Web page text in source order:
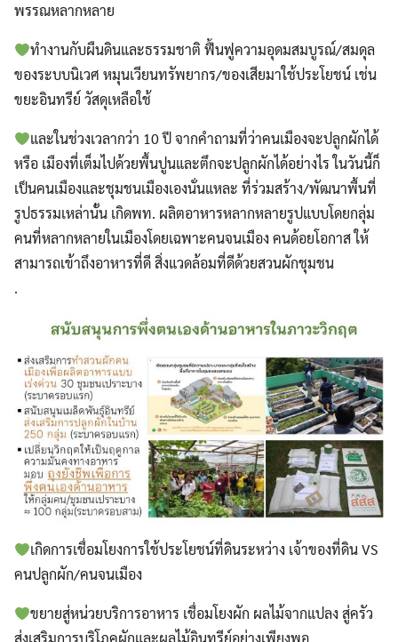
พรรณหลากหลาย
ทำงานกับผืนดินและธรรมชาติ ฟื้นฟูความอุดมสมบูรณ์/สมดุล
ของระบบนิเวศ หมุนเวียนทรัพยากร/ของเสียมาใช้ประโยชน์ เช่น
ขยะอินทรีย์ วัสดุเหลือใช้
และในช่วงเวลากว่า 10 ปี จากคำถามที่ว่าคนเมืองจะปลูกผักได้
หรือ เมืองที่เต็มไปด้วยพื้นปูนและตึกจะปลูกผักได้อย่างไร ในวันนี้ก็
เป็นคนเมืองและชุมชนเมืองเองนั่นแหละ ที่ร่วมสร้าง/พัฒนาพื้นที่
รูปธรรมเหล่านั้น เกิดพท. ผลิตอาหารหลากหลายรูปแบบโดยกลุ่ม
คนที่หลากหลายในเมืองโดยเฉพาะคนจนเมือง คนด้อยโอกาส ให้
สามารถเข้าถึงอาหารที่ดี สิ่งแวดล้อมที่ดีด้วยสวนผักชุมชน
.
เกิดการเชื่อมโยงการใช้ประโยชน์ที่ดินระหว่าง เจ้าของที่ดิน VS
คนปลูกผัก/คนจนเมือง
ขยายสู่หน่วยบริการอาหาร เชื่อมโยงผัก ผลไม้จากแปลง สู่ครัว